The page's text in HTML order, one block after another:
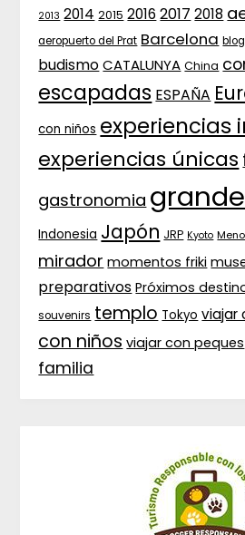
2013 2014 2015 2016 2017 2018
aeropuerto del Prat Barcelona
budismo CATALUNYA China
escapadas ESPAÑA
con niños experiencias
experiencias únicas
gastronomia
Indonesia Japón JRP Kyoto
mirador momentos friki
preparativos Próximos
souvenirs templo Tokyo viajar
con niños viajar con peques
familia